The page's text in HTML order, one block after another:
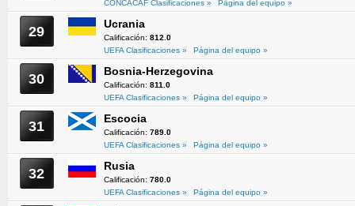
CONCACAF Clasificaciones »
Página del equipo »
29 Ucrania
Calificación: 812.0
UEFA Clasificaciones »
Página del equipo »
30 Bosnia-Herzegovina
Calificación: 811.0
UEFA Clasificaciones »
Página del equipo »
31 Escocia
Calificación: 789.0
UEFA Clasificaciones »
Página del equipo »
32 Rusia
Calificación: 780.0
UEFA Clasificaciones »
Página del equipo »